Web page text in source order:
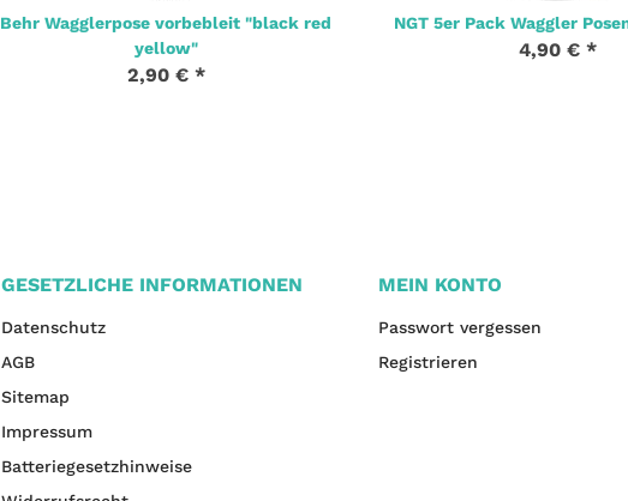
Behr Wagglerpose vorbebleit "black red
yellow"
2,90 € *
NGT 5er Pack Waggler
4,90 € *
GESETZLICHE INFORMATIONEN
Datenschutz
AGB
Sitemap
Impressum
Batteriegesetzhinweise
MEIN KONTO
Passwort vergessen
Registrieren